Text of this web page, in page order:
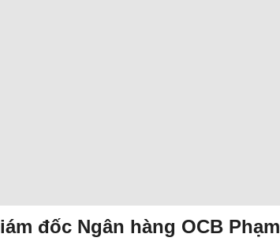
đốc Ngân hàng OCB Phạm